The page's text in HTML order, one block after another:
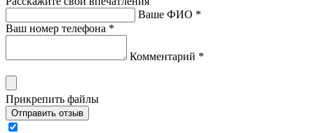
Ваше ФИО *
Ваш номер телефона *
Комментарий *
Прикрепить файлы
Отправить отзыв